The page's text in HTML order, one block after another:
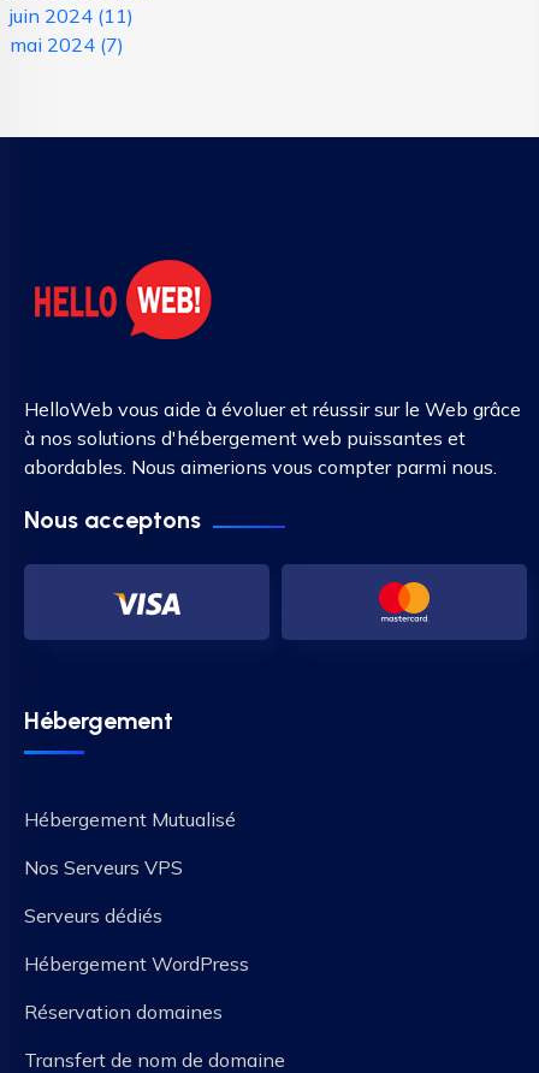
juin 2024 (11)
mai 2024 (7)
HelloWeb vous aide à évoluer et réussir sur le Web grâce
à nos solutions d'hébergement web puissantes et
abordables. Nous aimerions vous compter parmi nous.
Nous acceptons
Hébergement
Hébergement Mutualisé
Nos Serveurs VPS
Serveurs dédiés
Hébergement WordPress
Réservation domaines
Transfert de nom de domaine